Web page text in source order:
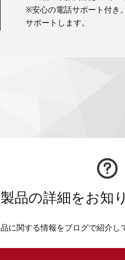
※安心の電話サポート付き
サポートします。
製品の詳細をお知
に関する情報をブログで紹介し